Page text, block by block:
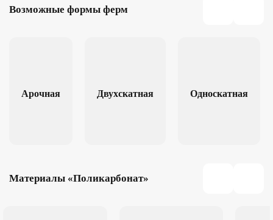
Возможные формы ферм
Арочная Двухскатная Односкатная
Материалы «Поликарбонат»